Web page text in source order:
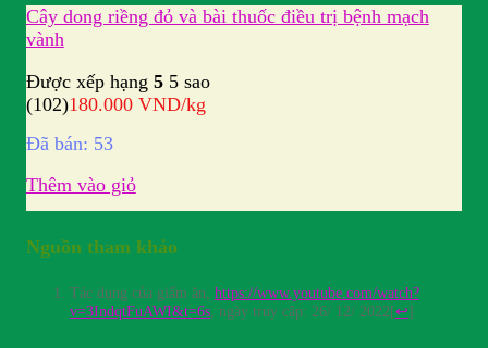
Cây dong riềng đỏ và bài thuốc điều trị bệnh mạch
vành
Được xếp hạng 55 sao
(102)180.000 VND/kg
Đã bán: 53
Thêm vào giỏ
Nguồn tham khảo
Tác dụng của giấm ăn, https://www.youtube.com/watch?
v=3IndqtFuAWI&t=6s, ngày truy cập: 26/ 12/ 2022[↩]